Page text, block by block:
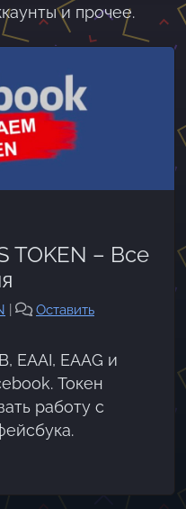
и прочее.
TOKEN – Все
Оставить
EAAI, EAAG и
Токен
работу с